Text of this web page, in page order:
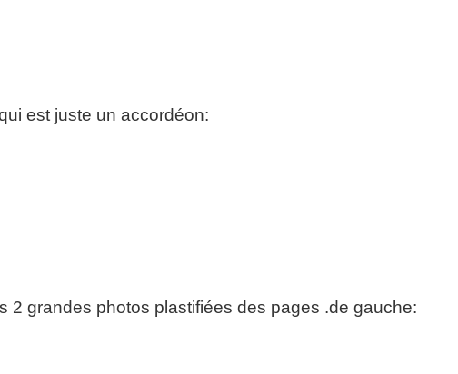
est juste un accordéon:
2 grandes photos plastifiées des pages .de gauche: